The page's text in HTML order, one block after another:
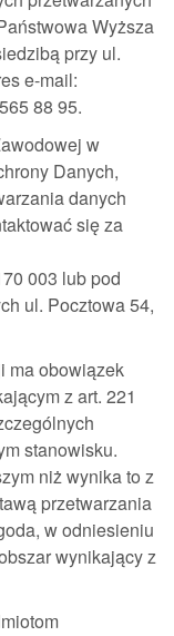
Wyższa
przy ul.
e-mail:
88 95.
w
Danych,
danych
się za
003 lub pod
ul. Pocztowa 54,
ma obowiązek
z art. 221
stanowisku.
niż wynika to z
przetwarzania
w odniesieniu
wynikający z